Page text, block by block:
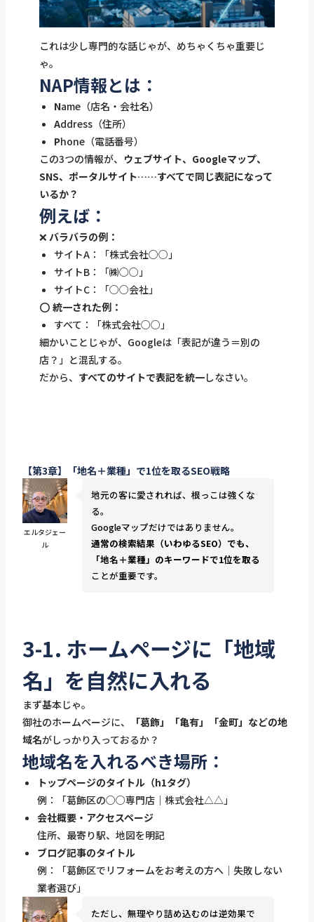
これは少し専門的な話じゃが、めちゃくちゃ重要じ
ゃ。
NAP情報とは：
Name（店名・会社名）
Address（住所）
Phone（電話番号）
この3つの情報が、 ウェブサイト、Googleマップ、
SNS、ポータルサイト……すべてで同じ表記になって
いるか？
例えば：
❌ バラバラの例：
サイトA：「株式会社○○」
サイトB：「㈱○○」
サイトC：「○○会社」
⭕ 統一された例：
すべて：「株式会社○○」
細かいことじゃが、Googleは「表記が違う＝別の
店？」と混乱する。
だから、 すべてのサイトで表記を統一しなさい。
【第3章】「地名＋業種」で1位を取るSEO戦略
エルタジェー
ル
地元の客に愛されれば、根っこは強くな
る。
Googleマップだけではありません。
通常の検索結果（いわゆるSEO）でも、
「地名＋業種」のキーワードで1位を取る
ことが重要です。
3-1. ホームページに「地域
名」を自然に入れる
まず基本じゃ。
御社のホームページに、
「葛飾」「亀有」「金町」などの地
域名がしっかり入っておるか？
地域名を入れるべき場所：
トップページのタイトル（h1タグ）
例：「葛飾区の○○専門店｜株式会社△△」
会社概要・アクセスページ
住所、最寄り駅、地図を明記
ブログ記事のタイトル
例：「葛飾区でリフォームをお考えの方へ｜失敗しない
業者選び」
ただし、無理やり詰め込むのは逆効果で